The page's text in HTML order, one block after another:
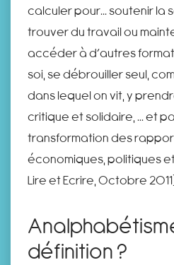
calculer pour... soutenir la
trouver du travail ou
accéder à d’autres
soi, se débrouiller seul,
dans lequel on vit, y
critique et solidaire, ... et
transformation des
économiques, politiques
Lire et Ecrire, Octobre
définition ?